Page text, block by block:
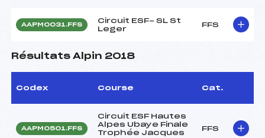
AAPM0031.FFS
Circuit ESF- SL St
Leger
FFS
Résultats Alpin 2018
Codex Course Cat.
AAPM0501.FFS
Circuit ESF Hautes
Alpes Ubaye Finale
Trophée Jacques
FFS